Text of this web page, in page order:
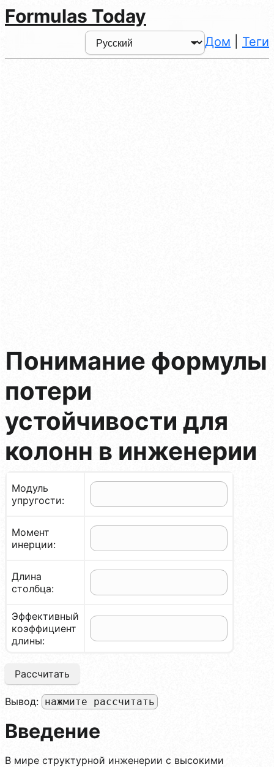
Formulas Today
Дом Теги
Понимание формулы
потери
устойчивости для
колонн в инженерии
Модуль
упругости:
Момент
инерции:
Длина
столбца:
Эффективный
коэффициент
длины:
Рассчитать
Вывод: нажмите рассчитать
Введение
В мире структурной инженерии с высокими